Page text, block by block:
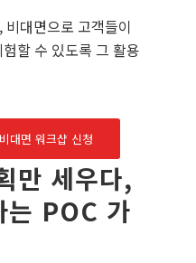
대면으로 고객들이
할 수 있도록 그 활용
대면 워크샵 신청
만 세우다,
는 POC 가